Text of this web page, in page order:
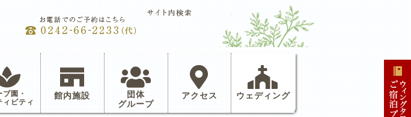
園・
ィビティ
館内施設
団体
グループ
アクセス ウェディング